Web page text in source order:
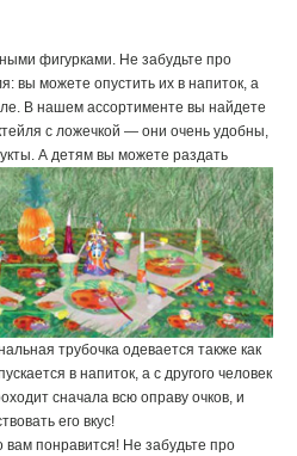
фигурками. Не забудьте про
вы можете опустить их в напиток, а
В нашем ассортименте вы найдете
с ложечкой — они очень удобны,
А детям вы можете раздать
трубочка одевается также как
в напиток, а с другого человек
сначала всю оправу очков, и
его вкус!
понравится! Не забудьте про